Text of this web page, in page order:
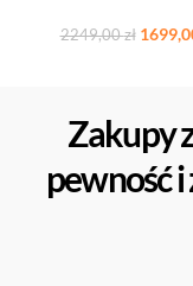
2249,00zł
Zakupy
pewność i